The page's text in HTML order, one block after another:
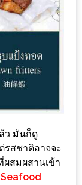
ว มันก็ดู
รสชาติอาจจะ
สมผสานเข้า